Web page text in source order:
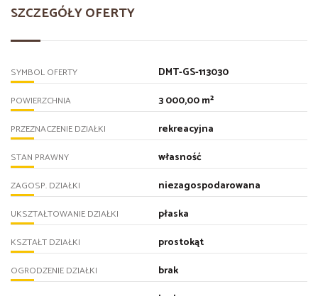
SZCZEGÓŁY OFERTY
SYMBOL OFERTY DMT-GS-113030
POWIERZCHNIA 3 000,00 m²
PRZEZNACZENIE DZIAŁKI rekreacyjna
STAN PRAWNY własność
ZAGOSP. DZIAŁKI niezagospodarowana
UKSZTAŁTOWANIE DZIAŁKI płaska
KSZTAŁT DZIAŁKI prostokąt
OGRODZENIE DZIAŁKI brak